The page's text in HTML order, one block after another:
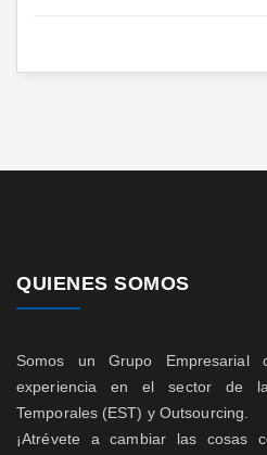
QUIENES SOMOS
Somos un Grupo
experiencia en el sector de
Temporales (EST) y Outsourcing.
¡Atrévete a cambiar las cosas